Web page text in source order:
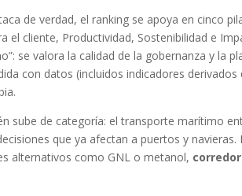
de verdad, el ranking se apoya en cinco
el cliente, Productividad, Sostenibilidad e
se valora la calidad de la gobernanza y la
con datos (incluidos indicadores
sube de categoría: el transporte marítimo
que ya afectan a puertos y
alternativos como GNL o metanol,